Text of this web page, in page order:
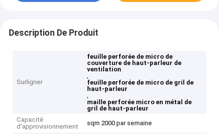
Description De Produit
Surligner
feuille perforée de micro de
couverture de haut-parleur de
ventilation
,
feuille perforée de micro de gril de
haut-parleur
,
maille perforée micro en métal de
gril de haut-parleur
Capacité
d'approvisionnement
sqm 2000 par semaine